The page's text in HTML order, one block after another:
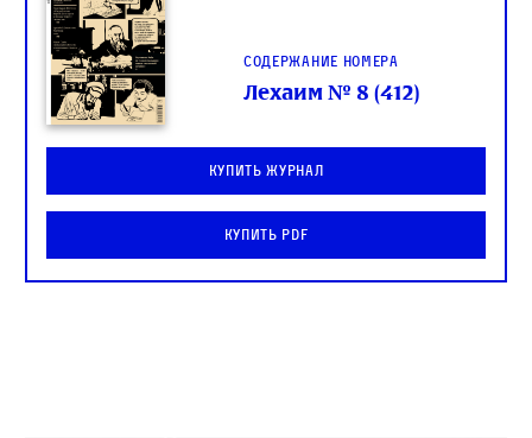
Содержание номера
Лехаим № 8 (412)
Купить журнал
Купить PDF